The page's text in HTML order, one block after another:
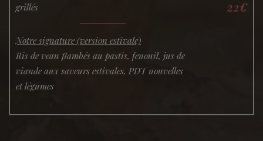
grillés 22€
Notre signature (version estivale)
Ris de veau flambés au pastis, fenouil, jus de
viande aux saveurs estivales, PDT nouvelles
et légumes